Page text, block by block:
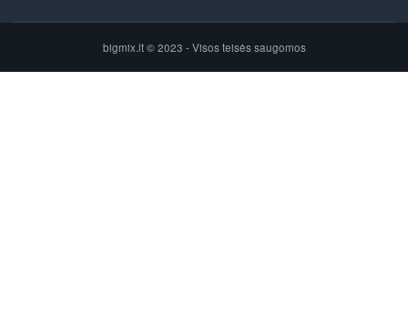
bigmix.lt © 2023 - Visos teisės saugomos